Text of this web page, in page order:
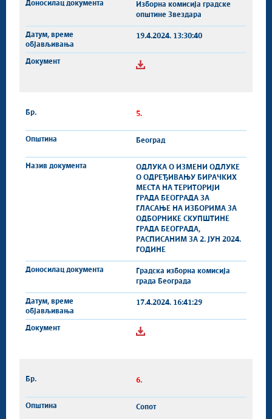
Изборна комисија градске
општине Звездара
19.4.2024. 13:30:40
5.
Београд
ОДЛУКА О ИЗМЕНИ ОДЛУКЕ
О ОДРЕЂИВАЊУ БИРАЧКИХ
МЕСТА НА ТЕРИТОРИЈИ
ГРАДА БЕОГРАДА ЗА
ГЛАСАЊЕ НА ИЗБОРИМА ЗА
ОДБОРНИКЕ СКУПШТИНЕ
ГРАДА БЕОГРАДА,
РАСПИСАНИМ ЗА 2. ЈУН 2024.
ГОДИНЕ
Градска изборна комисија
града Београда
17.4.2024. 16:41:29
6.
Сопот